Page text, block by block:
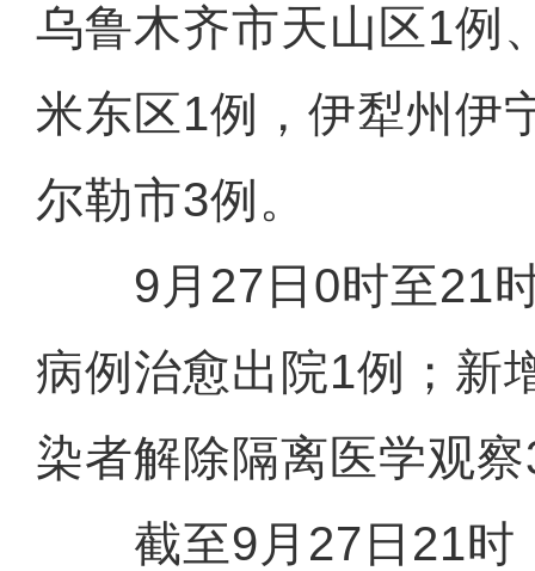
乌鲁木齐市天山区1例
米东区1例，伊犁州伊
尔勒市3例。
9月27日0时至21时
病例治愈出院1例；新
染者解除隔离医学观
截至9月27日21时